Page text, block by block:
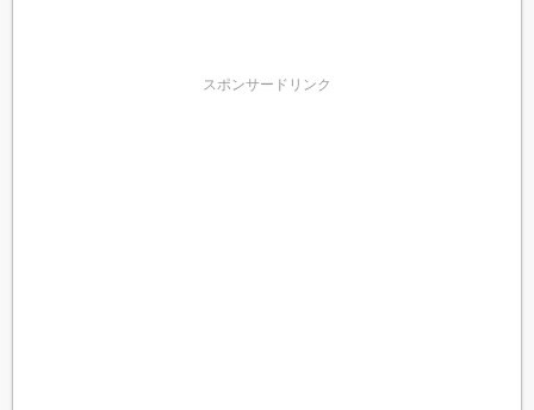
スポンサードリンク